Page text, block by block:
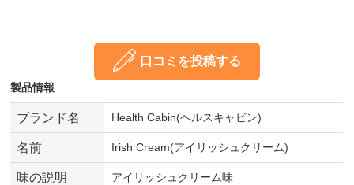
口コミを投稿する
製品情報
ブランド名 Health Cabin(ヘルスキャビン)
名前 Irish Cream(アイリッシュクリーム)
味の説明 アイリッシュクリーム味